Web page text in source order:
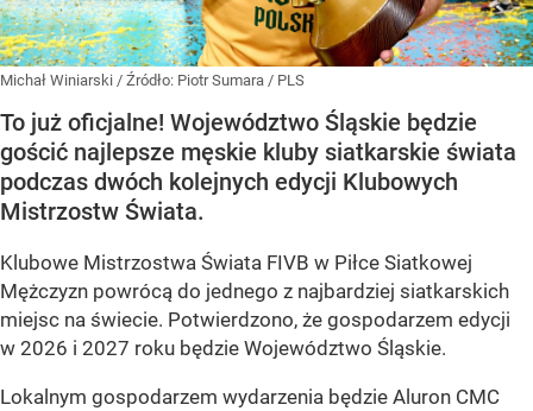
Michał Winiarski / Źródło: Piotr Sumara / PLS
To już oficjalne! Województwo Śląskie będzie
gościć najlepsze męskie kluby siatkarskie świata
podczas dwóch kolejnych edycji Klubowych
Mistrzostw Świata.
Klubowe Mistrzostwa Świata FIVB w Piłce Siatkowej
Mężczyzn powrócą do jednego z najbardziej siatkarskich
miejsc na świecie. Potwierdzono, że gospodarzem edycji
w 2026 i 2027 roku będzie Województwo Śląskie.
Lokalnym gospodarzem wydarzenia będzie Aluron CMC